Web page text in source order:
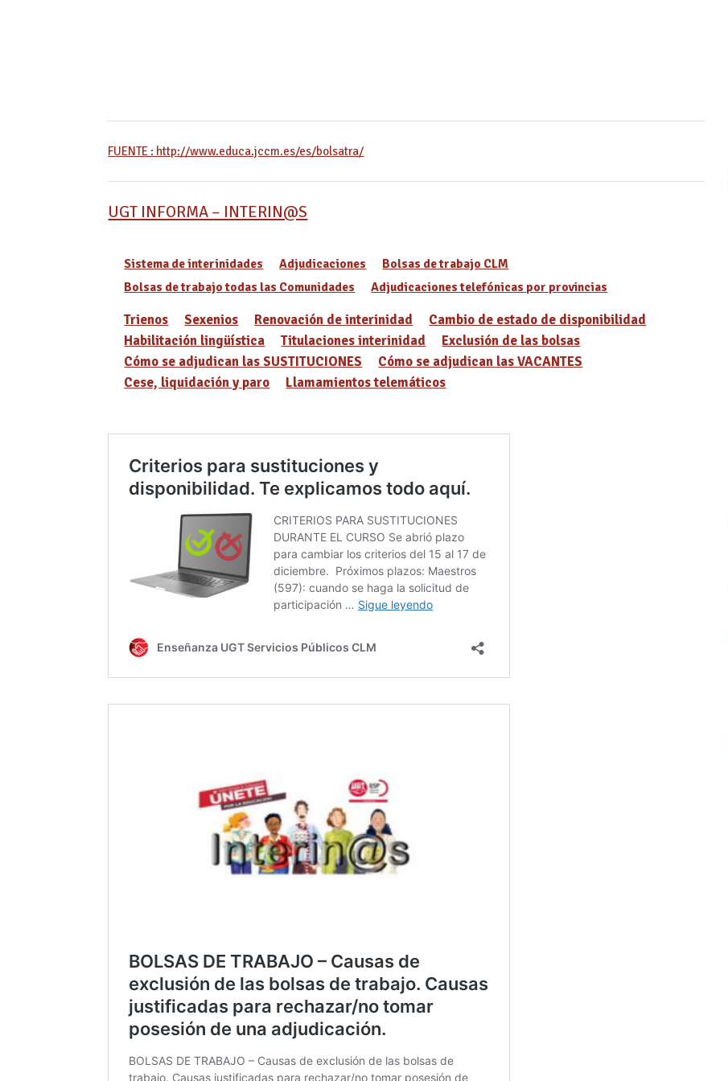
FUENTE : http://www.educa.jccm.es/es/bolsatra/
UGT INFORMA – INTERIN@S
Sistema de interinidades Adjudicaciones
Bolsas de trabajo CLM
Bolsas de trabajo todas las Comunidades
Adjudicaciones telefónicas por provincias
Trienos Sexenios Renovación de interinidad
Cambio de estado de disponibilidad
Habilitación lingüística
Titulaciones interinidad
Exclusión de las bolsas
Cómo se adjudican las SUSTITUCIONES
Cómo se adjudican las VACANTES
Cese, liquidación y paro
Llamamientos telemáticos